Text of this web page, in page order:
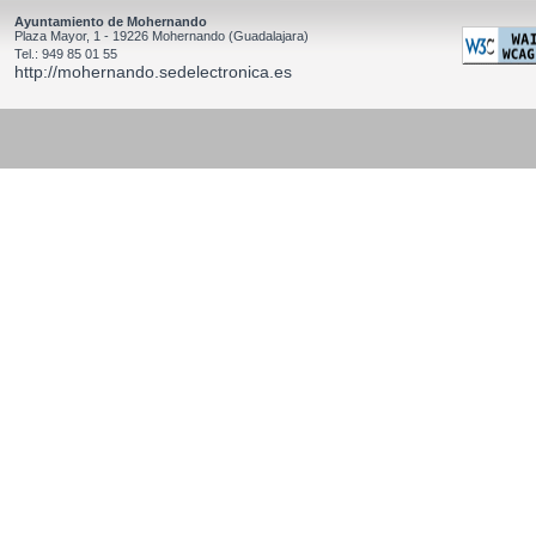
Ayuntamiento de Mohernando
Plaza Mayor, 1 - 19226 Mohernando (Guadalajara)
Tel.: 949 85 01 55
http://mohernando.sedelectronica.es